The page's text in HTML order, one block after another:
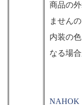
商品の
ません
内装の
なる場
NAHOK